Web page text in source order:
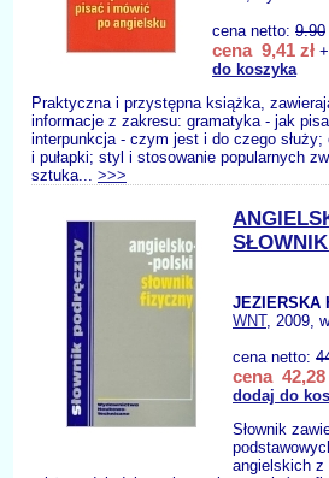
cena netto: 9.90
cena 9,41 zł
do koszyka
Praktyczna i przystępna książka,
informacje z zakresu: gramatyka - jak
interpunkcja - czym jest i do czego służy;
i pułapki; styl i stosowanie popularnych
sztuka... >>>
JEZIERSKA
WNT, 2009,
cena netto:
cena 42,28
dodaj do
Słownik
angielskich